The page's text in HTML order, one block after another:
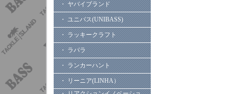
・ ヤバイブランド
・ ユニバス(UNIBASS)
・ ラッキークラフト
・ ラパラ
・ ランカーハント
・ リーニア(LINHA）